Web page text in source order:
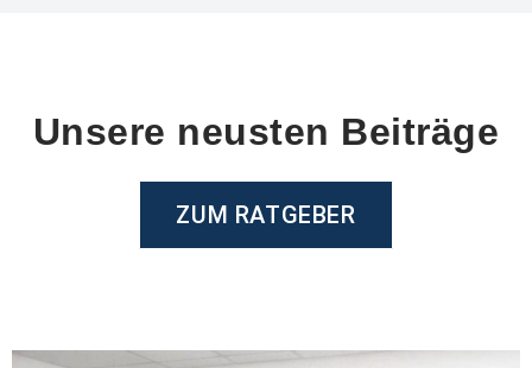
Unsere neusten Beiträge
ZUM RATGEBER